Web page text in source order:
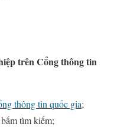
trên Cổng thông tin
thông tin quốc gia;
tìm kiếm;